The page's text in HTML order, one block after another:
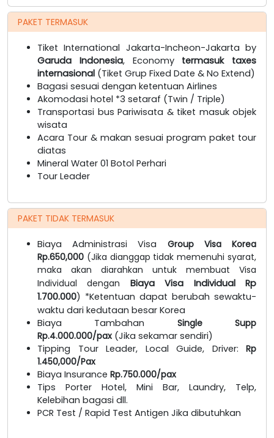
PAKET TERMASUK
Tiket International Jakarta-Incheon-Jakarta by
Garuda Indonesia, Economy termasuk taxes
internasional (Tiket Grup Fixed Date & No Extend)
Bagasi sesuai dengan ketentuan Airlines
Akomodasi hotel *3 setaraf (Twin / Triple)
Transportasi bus Pariwisata & tiket masuk objek
wisata
Acara Tour & makan sesuai program paket tour
diatas
Mineral Water 01 Botol Perhari
Tour Leader
PAKET TIDAK TERMASUK
Biaya Administrasi Visa Group Visa Korea
Rp.650,000 (Jika dianggap tidak memenuhi syarat,
maka akan diarahkan untuk membuat Visa
Individual dengan Biaya Visa Individual Rp
1.700.000) *Ketentuan dapat berubah sewaktu-
waktu dari kedutaan besar Korea
Biaya Tambahan Single Supp
Rp.4.000.000/pax (Jika sekamar sendiri)
Tipping Tour Leader, Local Guide, Driver: Rp
1.450,000/Pax
Biaya Insurance Rp.750.000/pax
Tips Porter Hotel, Mini Bar, Laundry, Telp,
Kelebihan bagasi dll.
PCR Test / Rapid Test Antigen Jika dibutuhkan